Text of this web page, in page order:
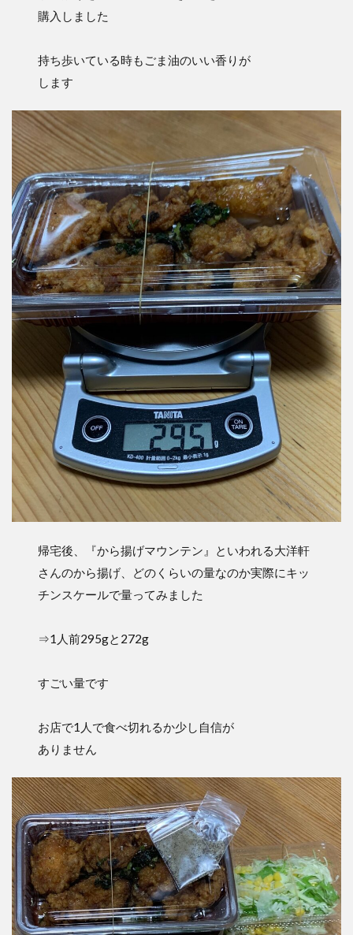
購入しました
持ち歩いている時もごま油のいい香りが
します
帰宅後、『から揚げマウンテン』といわれる大洋軒
さんのから揚げ、どのくらいの量なのか実際にキッ
チンスケールで量ってみました
⇒1人前295gと272g
すごい量です
お店で1人で食べ切れるか少し自信が
ありません